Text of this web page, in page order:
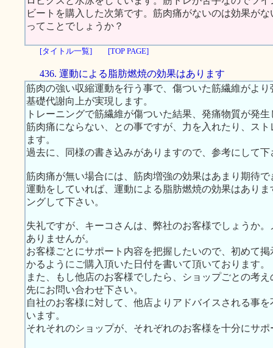
ビートを購入した次第です。筋肉痛がないのは効果がな
ってことでしょうか？
[タイトル一覧] [TOP PAGE]
436. 運動による脂肪燃焼の効果はあります
筋肉の強い収縮運動を行う事で、傷ついた筋繊維がよ
基礎代謝向上が実現します。
トレーニングで筋繊維が傷ついた結果、発痛物質が発
筋肉痛にならない、との事ですが、力を入れたり、ス
ます。
過去に、同様の書き込みがありますので、参考にして下
筋肉痛が無い場合には、筋肉増強の効果はあまり期待
運動をしていれば、運動による脂肪燃焼の効果はあり
ングして下さい。
失礼ですが、キーコさんは、弊社のお客様でしょうか
ありませんが。
お客様ごとにサポート内容を把握したいので、初めて
かるようにご購入頂いた日付を書いて頂いております。
また、もし他店のお客様でしたら、ショップごとの考
先にお問い合わせ下さい。
自社のお客様に対して、他店よりアドバイスされる事
います。
それそれのショップが、それぞれのお客様を十分にサ